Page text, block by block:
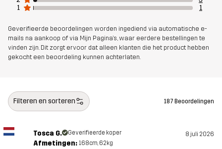
Materiaal 3 100% Polyester
Voering 2 100% Polyester
Membraan
Waterkolom: 20 000 mm
1
1
Geverifieerde beoordelingen worden ingediend via automatische e-
mails na aankoop of via Mijn Pagina's, waar eerdere bestellingen te
vinden zijn. Dit zorgt ervoor dat alleen klanten die het product hebben
gekocht een beoordeling kunnen achterlaten.
Filteren en sorteren 187 Beoordelingen
Tosca G. Geverifieerde koper 8 juli 2026
Afmetingen: 168cm, 62kg